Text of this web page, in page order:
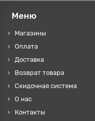
Меню
Магазины
Оплата
Доставка
Возврат товара
Скидочная система
О нас
Контакты